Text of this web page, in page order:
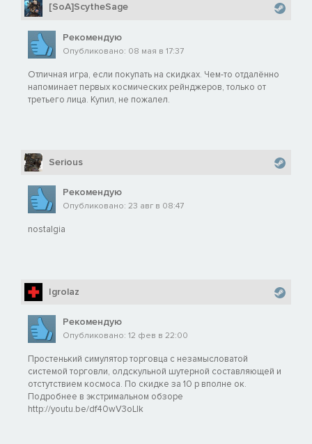
[SoA]ScytheSage
Рекомендую
Опубликовано: 08 мая в 17:37
Отличная игра, если покупать на скидках. Чем-то отдалённо
напоминает первых космических рейнджеров, только от
третьего лица. Купил, не пожалел.
Serious
Рекомендую
Опубликовано: 23 авг в 08:47
nostalgia
Igrolaz
Рекомендую
Опубликовано: 12 фев в 22:00
Простенький симулятор торговца с незамысловатой
системой торговли, олдскульной шутерной составляющей и
отстутствием космоса. По скидке за 10 р вполне ок.
Подробнее в экстримальном обзоре
http://youtu.be/df40wV3oLIk